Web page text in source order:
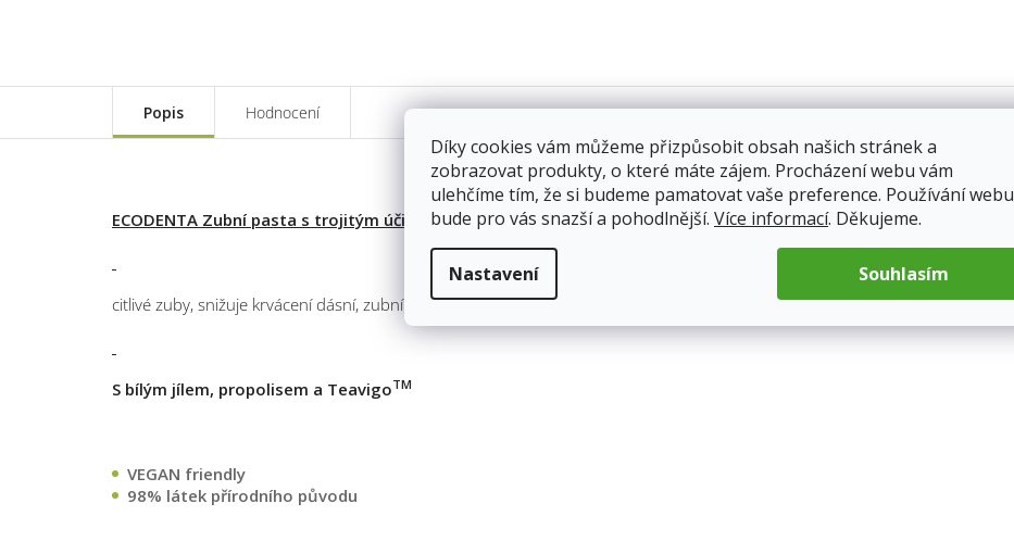
Díky cookies vám můžeme přizpůsobit obsah našich stránek a
zobrazovat produkty, o které máte zájem. Procházení webu vám
ulehčíme tím, že si budeme pamatovat vaše preference. Používání webu
bude pro vás snazší a pohodlnější. Více informací. Děkujeme.
Nastavení Souhlasím
Popis Hodnocení
ECODENTA Zubní pasta s trojitým účinkem
citlivé zuby, snižuje krvácení dásní, zubní plak, dlouhotrvající pocit svěžesti
S bílým jílem, propolisem a TeavigoTM
VEGAN friendly
98% látek přírodního původu